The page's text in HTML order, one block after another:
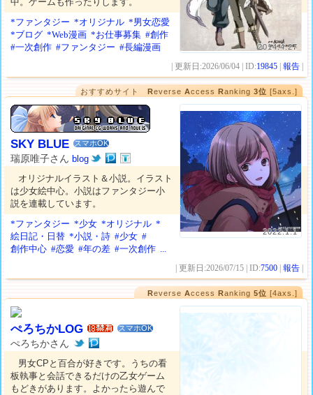
2014.4.27
*ファンタジー *オリジナル *男女恋愛
*ブログ *Web漫画 *お仕事募集 #創作
#一次創作 #ファンタジー #長編漫画
| 更新日:2026/06/04 | ID:19845 |報告
おすすめサイトReverseAccessRanking3位 [5axs.]
2022.1.1
SKY BLUE スマホOK
瑞原唯子さんblog
オリジナルイラスト＆小説。イラスト
は少女絵中心。小説はファンタジー小
説を連載しています。
*ファンタジー *少女 *オリジナル *
絵日記・日替 *小説・詩 #少女 #
創作中心 #恋愛 #年の差 #一次創作 ...
| 更新日:2026/07/15 | ID:7500 |報告
ReverseAccessRanking5位 [4axs.]
ぺろちかLOG スマホOK
ぺろちかさん
男女CPと百合が好きです。うちの看
板執事と会話できるだけの乙女ゲーム
もどきがあります。よかったら遊んで